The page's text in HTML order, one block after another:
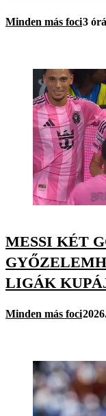
Minden más foci3
MESSI KÉT
LIGÁK
Minden más foci